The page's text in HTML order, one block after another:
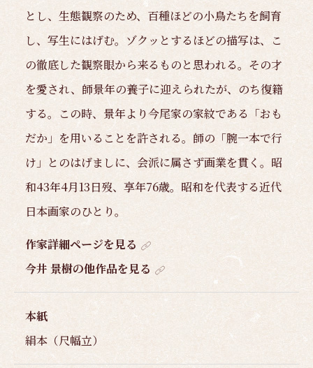
とし、生態観察のため、百種ほどの小鳥たちを飼育
し、写生にはげむ。ゾクッとするほどの描写は、こ
の徹底した観察眼から来るものと思われる。その才
を愛され、師景年の養子に迎えられたが、のち復籍
する。この時、景年より今尾家の家紋である「おも
だか」を用いることを許される。師の「腕一本で行
け」とのはげましに、会派に属さず画業を貫く。昭
和43年4月13日歿、享年76歳。昭和を代表する近代
日本画家のひとり。
作家詳細ページを見る
今井 景樹の他作品を見る
本紙
絹本（尺幅立）